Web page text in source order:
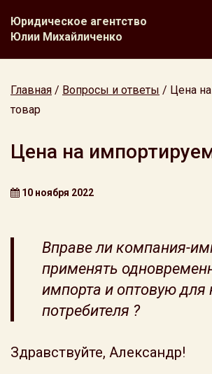
Юридическое агентство
Юлии Михайличенко
Главная / Вопросы и ответы / Цена
товар
Цена на
10 ноября 2022
Вправе ли компания-
применять
импорта и оптовую для
потребителя ?
Здравствуйте, Александр!